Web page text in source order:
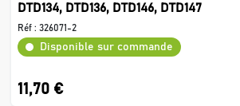
DTD134, DTD136, DTD146, DTD147
Réf : 326071-2
Disponible sur commande
11,70 €